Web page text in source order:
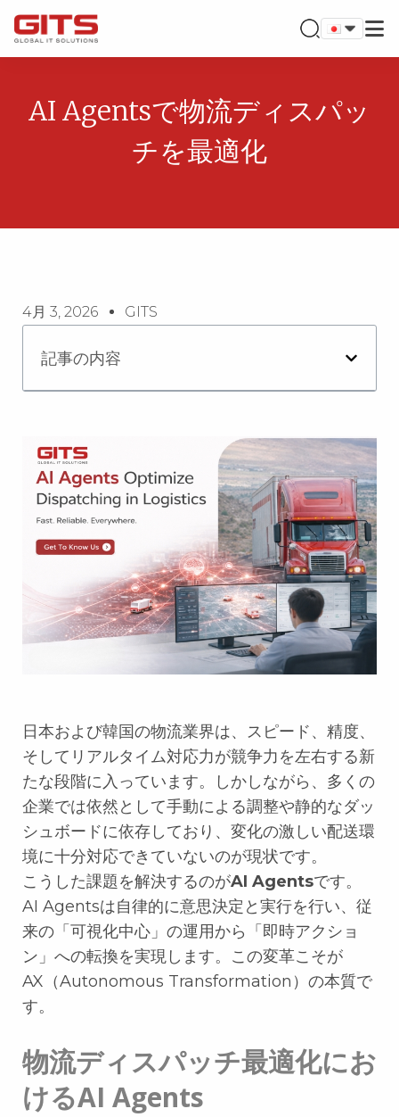
AI Agentsで物流ディスパッ
チを最適化
4月 3, 2026 GITS
記事の内容
日本および韓国の物流業界は、スピード、精度、
そしてリアルタイム対応力が競争力を左右する新
たな段階に入っています。しかしながら、多くの
企業では依然として手動による調整や静的なダッ
シュボードに依存しており、変化の激しい配送環
境に十分対応できていないのが現状です。
こうした課題を解決するのがAI Agentsです。
AI Agentsは自律的に意思決定と実行を行い、従
来の「可視化中心」の運用から「即時アクショ
ン」への転換を実現します。この変革こそが
AX（Autonomous Transformation）の本質で
す。
物流ディスパッチ最適化にお
けるAI Agents